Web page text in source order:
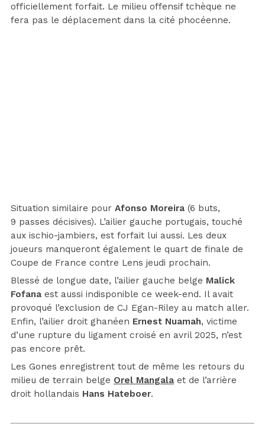
officiellement forfait. Le milieu offensif tchèque ne
fera pas le déplacement dans la cité phocéenne.
Situation similaire pour Afonso Moreira (6 buts,
9 passes décisives). L’ailier gauche portugais, touché
aux ischio-jambiers, est forfait lui aussi. Les deux
joueurs manqueront également le quart de finale de
Coupe de France contre Lens jeudi prochain.
Blessé de longue date, l’ailier gauche belge Malick
Fofana est aussi indisponible ce week-end. Il avait
provoqué l’exclusion de CJ Egan-Riley au match aller.
Enfin, l’ailier droit ghanéen Ernest Nuamah, victime
d’une rupture du ligament croisé en avril 2025, n’est
pas encore prêt.
Les Gones enregistrent tout de même les retours du
milieu de terrain belge Orel Mangala et de l’arrière
droit hollandais Hans Hateboer.